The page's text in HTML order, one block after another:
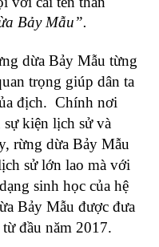
Bảy Mẫu”.
dừa Bảy Mẫu từng
trọng giúp dân ta
địch. Chính nơi
kiện lịch sử và
rừng dừa Bảy Mẫu
sử lớn lao mà với
sinh học của hệ
Bảy Mẫu được đưa
đầu năm 2017.